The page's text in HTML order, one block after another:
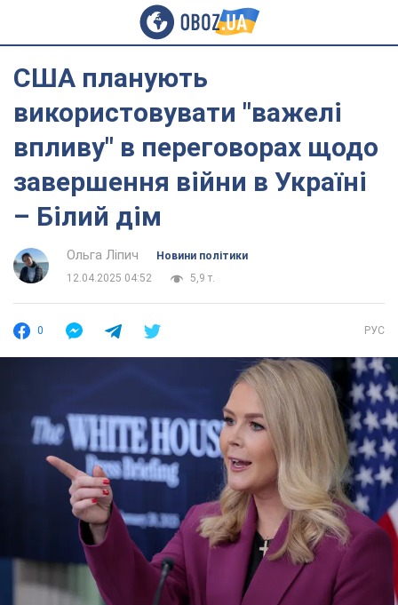
США планують
використовувати "важелі
впливу" в переговорах щодо
завершення війни в Україні
– Білий дім
Ольга Ліпич
Новини політики
12.04.2025 04:52
5,9 т.
0 РУС